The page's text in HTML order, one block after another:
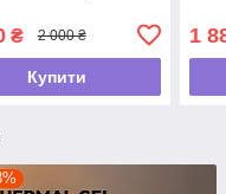
50 мл
₴ 2 000 ₴
Купити
1